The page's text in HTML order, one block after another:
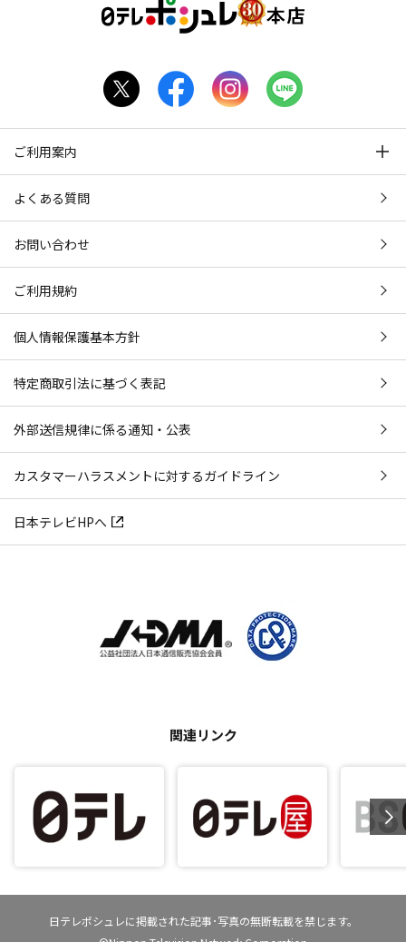
ご利用案内
よくある質問
お問い合わせ
ご利用規約
個人情報保護基本方針
特定商取引法に基づく表記
外部送信規律に係る通知・公表
カスタマーハラスメントに対するガイドライン
日本テレビHPへ
関連リンク
日テレポシュレに掲載された記事･写真の無断転載を禁じます。